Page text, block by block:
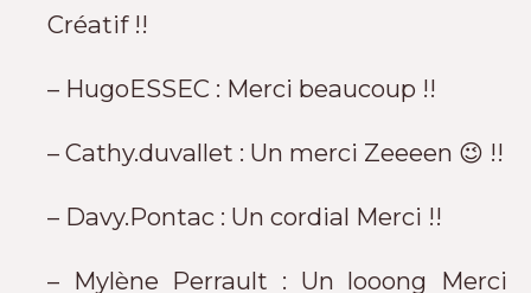
Créatif !!
– HugoESSEC : Merci beaucoup !!
– Cathy.duvallet : Un merci Zeeeen 😉 !!
– Davy.Pontac : Un cordial Merci !!
– Mylène Perrault : Un looong Merci